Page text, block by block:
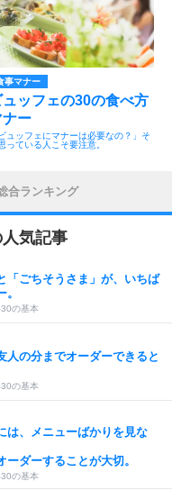
事マナー
ュッフェの30の食べ方
ナー
ビュッフェにマナーは必要なの？」そ
っている人こそ要注意。
合ランキング
人気記事
「ごちそうさま」が、いちば
の基本
人の分までオーダーできると
の基本
は、メニューばかりを見な
ーダーすることが大切。
の基本